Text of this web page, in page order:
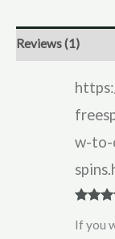
Reviews (1)
of 5
w-to-
If you